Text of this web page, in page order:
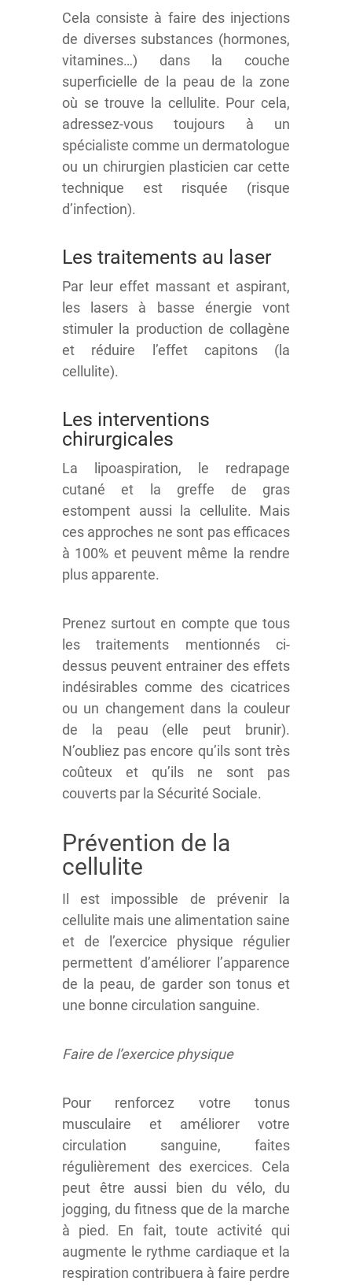
Cela consiste à faire des injections
de diverses substances (hormones,
vitamines…) dans la couche
superficielle de la peau de la zone
où se trouve la cellulite. Pour cela,
adressez-vous toujours à un
spécialiste comme un dermatologue
ou un chirurgien plasticien car cette
technique est risquée (risque
d’infection).
Les traitements au laser
Par leur effet massant et aspirant,
les lasers à basse énergie vont
stimuler la production de collagène
et réduire l’effet capitons (la
cellulite).
Les interventions
chirurgicales
La lipoaspiration, le redrapage
cutané et la greffe de gras
estompent aussi la cellulite. Mais
ces approches ne sont pas efficaces
à 100% et peuvent même la rendre
plus apparente.
Prenez surtout en compte que tous
les traitements mentionnés ci-
dessus peuvent entrainer des effets
indésirables comme des cicatrices
ou un changement dans la couleur
de la peau (elle peut brunir).
N’oubliez pas encore qu’ils sont très
coûteux et qu’ils ne sont pas
couverts par la Sécurité Sociale.
Prévention de la
cellulite
Il est impossible de prévenir la
cellulite mais une alimentation saine
et de l’exercice physique régulier
permettent d’améliorer l’apparence
de la peau, de garder son tonus et
une bonne circulation sanguine.
Faire de l’exercice physique
Pour renforcez votre tonus
musculaire et améliorer votre
circulation sanguine, faites
régulièrement des exercices. Cela
peut être aussi bien du vélo, du
jogging, du fitness que de la marche
à pied. En fait, toute activité qui
augmente le rythme cardiaque et la
respiration contribuera à faire perdre